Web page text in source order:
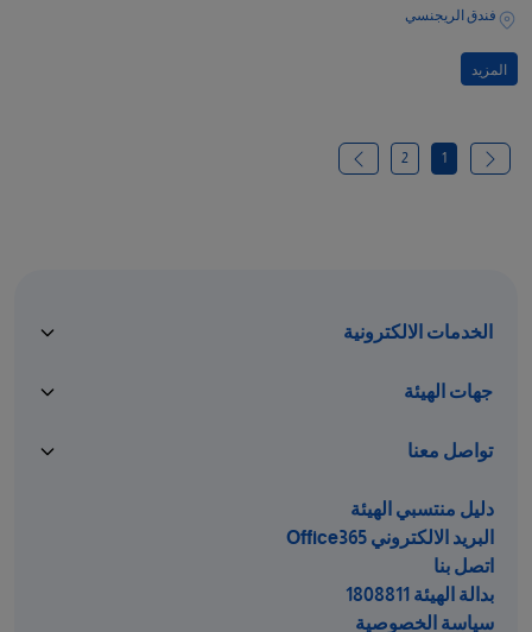
فندق الريجنسي
المزيد
1
2
الخدمات الالكترونية
جهات الهيئة
تواصل معنا
دليل منتسبي الهيئة
البريد الالكتروني Office365
اتصل بنا
بدالة الهيئة 1808811
سياسة الخصوصية